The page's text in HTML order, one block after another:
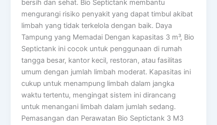
bersih dan sehat. Bio Septictank membantu
mengurangi risiko penyakit yang dapat timbul akibat
limbah yang tidak terkelola dengan baik. Daya
Tampung yang Memadai Dengan kapasitas 3 m³, Bio
Septictank ini cocok untuk penggunaan di rumah
tangga besar, kantor kecil, restoran, atau fasilitas
umum dengan jumlah limbah moderat. Kapasitas ini
cukup untuk menampung limbah dalam jangka
waktu tertentu, mengingat sistem ini dirancang
untuk menangani limbah dalam jumlah sedang.
Pemasangan dan Perawatan Bio Septictank 3 M3